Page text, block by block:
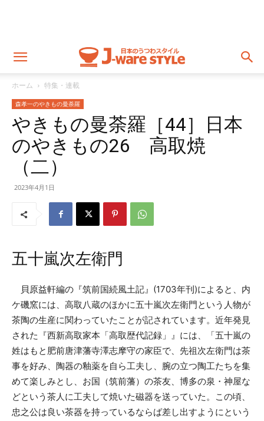
ホーム 特集・連載
森孝一のやきもの曼荼羅
やきもの曼荼羅［44］日本
のやきもの26 高取焼
（二）
2023年4月1日
五十嵐次左衛門
貝原益軒編の『筑前国続風土記』(1703年刊)によると、内
ケ磯窯には、高取八蔵のほかに五十嵐次左衛門という人物が
茶陶の生産に関わっていたことが記されています。近年発見
された『西新高取家本「高取歴代記録」』には、「五十嵐の
姓はもと肥前唐津藩寺澤志摩守の家臣で、先祖次左衛門は茶
事を好み、陶器の釉薬を自ら工夫し、腕の立つ陶工たちを集
めて楽しみとし、お国（筑前藩）の茶友、博多の泉・神屋な
どという茶人に工夫して焼いた磁器を送っていた。この頃、
忠之公は良い茶器を持っているならば差し出すようにという